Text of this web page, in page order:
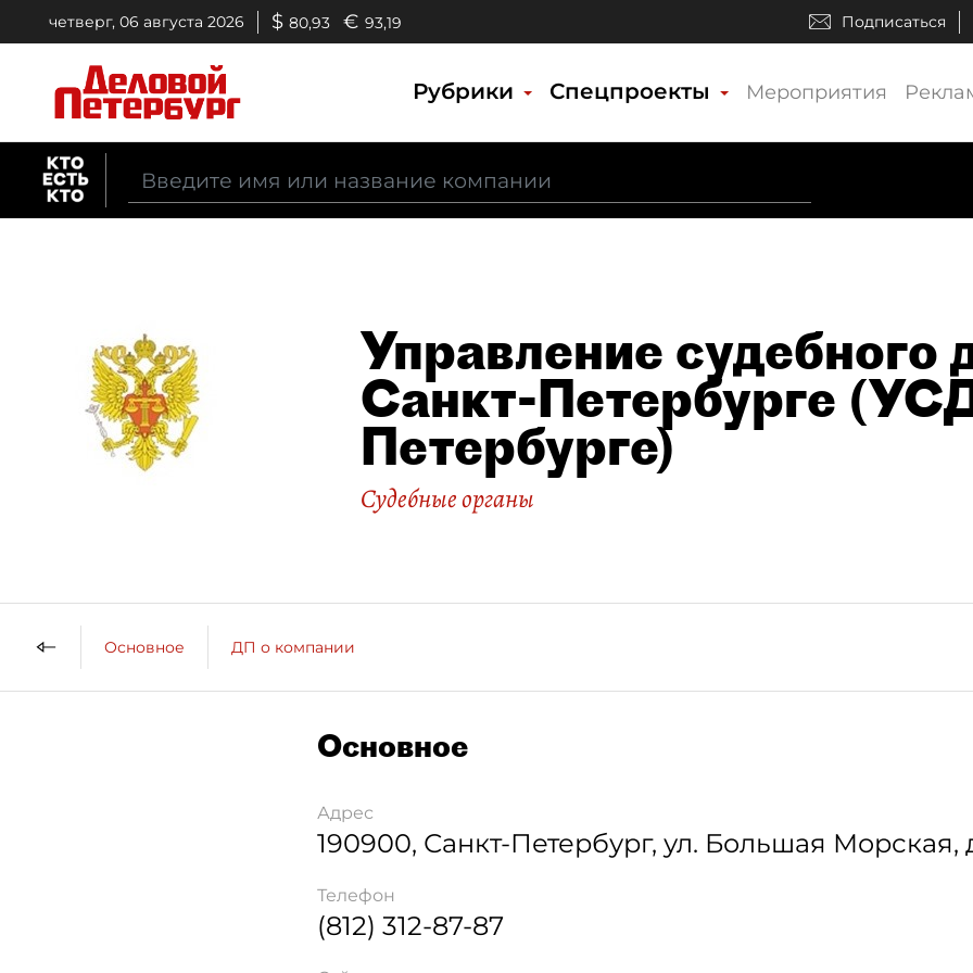
четверг, 06 августа 2026 $ 80,93 € 93,19 Подписаться
Рубрики Спецпроекты Мероприятия
Управление судебного
Санкт-Петербурге
Петербурге)
Судебные органы
Основное ДП о компании
Основное
Адрес
190900, Санкт-Петербург, ул. Большая Морская,
Телефон
(812) 312-87-87